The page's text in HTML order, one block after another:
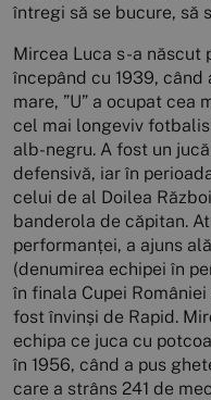
întregi să se bucure, să
Mircea Luca s-a născut
începând cu 1939,
mare, ”U” a ocupat cea
cel mai longeviv
alb-negru. A fost un
defensivă, iar în
celui de al Doilea
banderola de căpitan.
performanței, a ajuns
(denumirea echipei în
în finala Cupei
fost învinși de Rapid.
echipa ce juca cu
în 1956, când a pus
care a strâns 241 de